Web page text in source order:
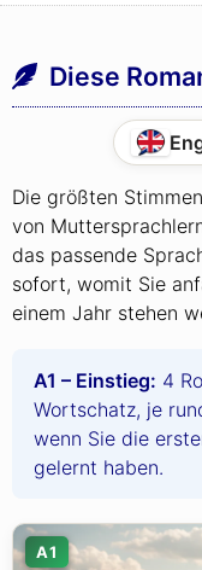
Diese
Die größten
von
das passende
sofort, womit Sie
einem Jahr stehen
A1 – Einstieg: 4
Wortschatz, je
wenn Sie die
gelernt haben.
A1